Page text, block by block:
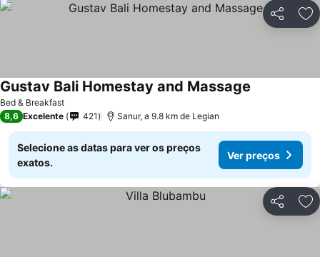
Partilhar
Bed & Breakfast
Gustav Bali Homestay and Massage
8,6 Excelente 421 Sanur, a 9.8 km de Legian
Selecione as datas para ver os preços
exatos.
Ver preços
Partilhar